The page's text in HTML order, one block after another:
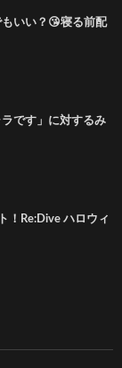
もいい？😘寝る前配
ラです」に対するみ
！Re:Dive ハロウィ